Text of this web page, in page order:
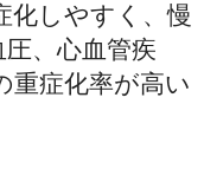
化しやすく、慢
、心血管疾
重症化率が高い